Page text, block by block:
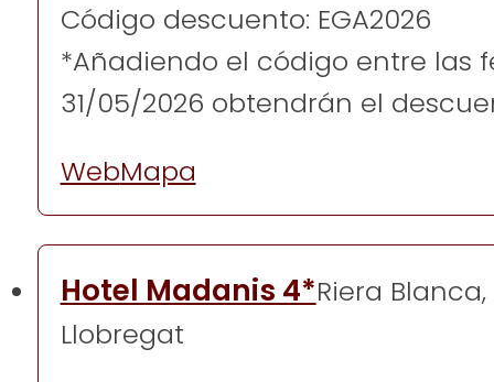
Código descuento: EGA2026
*Añadiendo el código entre las
31/05/2026 obtendrán el
WebMapa
Hotel Madanis 4*Riera
Llobregat